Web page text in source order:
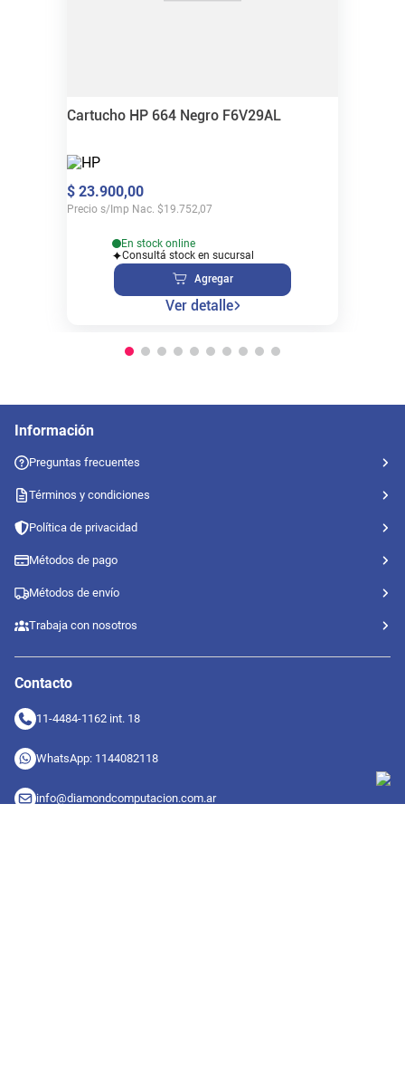
Cartucho HP 664 Negro F6V29AL
$ 23.900,00
Precio s/Imp Nac. $19.752,07
En stock online
Consultá stock en sucursal
Agregar
Ver detalle
Información
Preguntas frecuentes
Términos y condiciones
Política de privacidad
Métodos de pago
Métodos de envío
Trabaja con nosotros
Contacto
11-4484-1162 int. 18
WhatsApp: 1144082118
info@diamondcomputacion.com.ar